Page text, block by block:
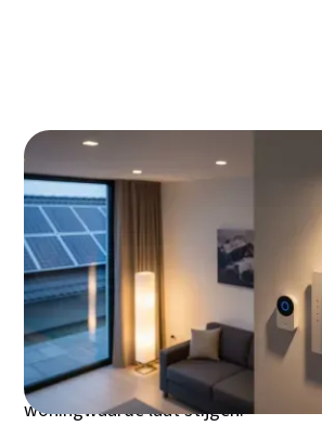
Een domotica systeem
verzameling losse apparaten naar
ecosysteem dat werkt, bespaart en
slimme lampen en thermostaten
luxe gadgets waren, zijn
systemen vandaag een logische
comfort verhoogt, energie bespaart
woningwaarde laat stijgen.